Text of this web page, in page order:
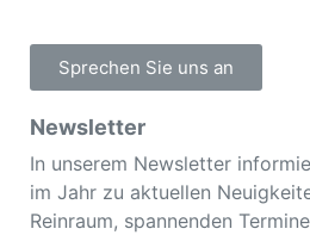
Sprechen Sie uns an
Newsletter
In unserem Newsletter
im Jahr zu aktuellen
Reinraum, spannenden